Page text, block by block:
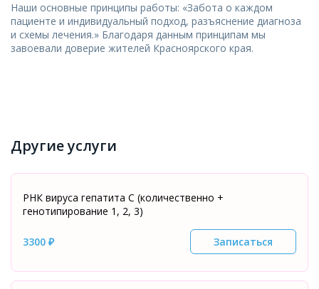
Наши основные принципы работы: «Забота о каждом
пациенте и индивидуальный подход, разъяснение диагноза
и схемы лечения.» Благодаря данным принципам мы
завоевали доверие жителей Красноярского края.
Другие услуги
РНК вируса гепатита С (количественно +
генотипирование 1, 2, 3)
3300 ₽ Записаться